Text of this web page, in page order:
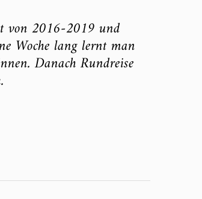
von 2016-2019 und
Woche lang lernt man
Danach Rundreise